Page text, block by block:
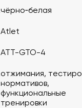
чёрно‑белая
Atlet
АТТ-GTO-4
отжимания,
нормативов,
функциональные
тренировки